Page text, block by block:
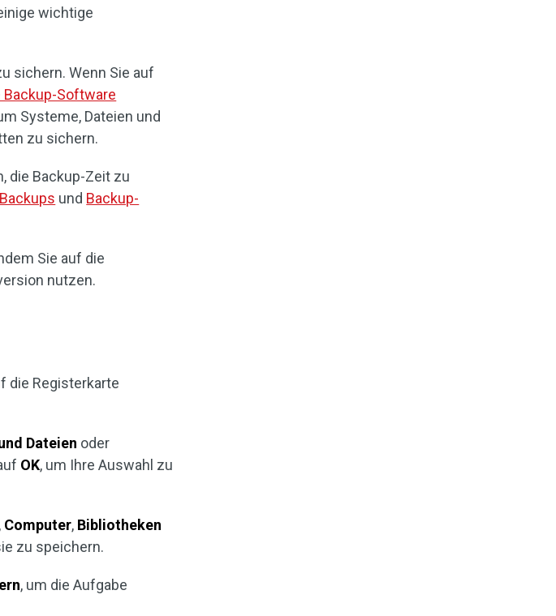
wichtige
sichern. Wenn Sie auf
Software
Systeme, Dateien und
zu sichern.
die Backup-Zeit zu
und Backup-
Sie auf die
nutzen.
die Registerkarte
Dateien oder
OK, um Ihre Auswahl zu
, Computer, Bibliotheken
zu speichern.
, um die Aufgabe